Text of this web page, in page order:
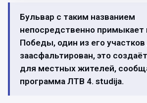
Бульвар с таким названием
непосредственно примыкает
Победы, один из его
заасфальтирован, это
для местных жителей,
программа ЛТВ 4. studija.